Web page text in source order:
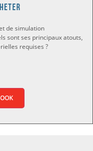
de simulation
sont ses principaux atouts,
requises ?